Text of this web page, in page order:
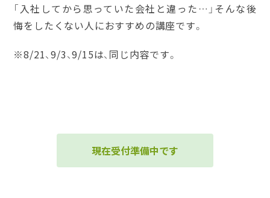
「入社してから思っていた会社と違った…」そんな後
悔をしたくない人におすすめの講座です。
※8/21、9/3、9/15は、同じ内容です。
現在受付準備中です